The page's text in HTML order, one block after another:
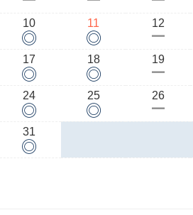
10
◎
11
◎
12
ー
17
◎
18
◎
19
ー
24
◎
25
◎
26
ー
31
◎